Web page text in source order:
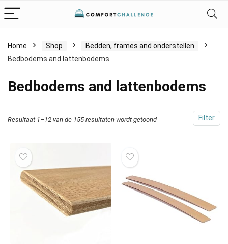
Home Shop
Bedden, frames and onderstellen
Bedbodems and lattenbodems
Bedbodems and lattenbodems
Filter
Resultaat 1–12 van de 155 resultaten wordt getoond